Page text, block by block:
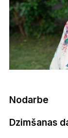
Nodarbe
Dzimšanas